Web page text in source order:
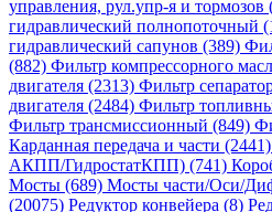
управления, рул.упр-я и тормозов
гидравлический полнопоточный
гидравлический сапунов (389)
(882) Фильтр компрессорного
двигателя (2313) Фильтр
двигателя (2484) Фильтр
Фильтр трансмиссионный (849)
Карданная передача и части (2441)
АКПП/ГидростатКПП) (741)
Мосты (689) Мосты части/Оси/
(20075) Редуктор конвейера (8)